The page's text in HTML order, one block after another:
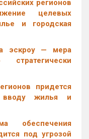
регионов
целевых
и городская
эскроу — мера
придется
вводу жилья и
обеспечения
под угрозой